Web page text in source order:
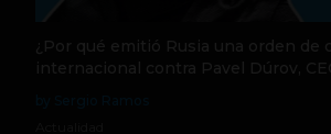
¿Por qué emitió Rusia una orden de
internacional contra Pavel Dúrov,